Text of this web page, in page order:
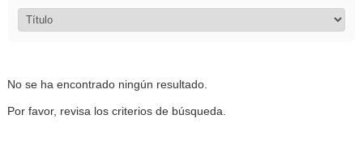
No se ha encontrado ningún resultado.
Por favor, revisa los criterios de búsqueda.